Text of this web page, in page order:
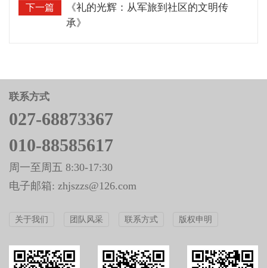
下一篇
《礼的光辉：从军旅到社区的文明传
承》
联系方式
027-68873367
010-88585617
周一至周五 8:30-17:30
电子邮箱: zhjszzs@126.com
关于我们 团队风采 联系方式 版权申明